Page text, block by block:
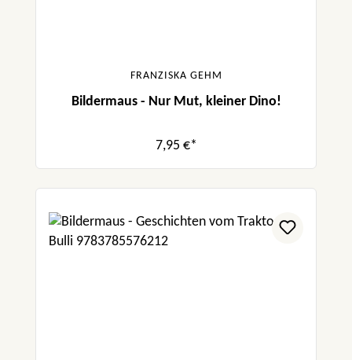
FRANZISKA GEHM
Bildermaus - Nur Mut, kleiner Dino!
7,95 €*